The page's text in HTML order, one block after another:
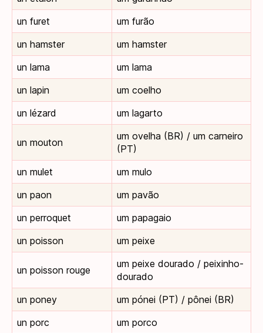
un furet
um furão
un hamster
um hamster
un lama
um lama
un lapin
um coelho
un lézard
um lagarto
un mouton
um ovelha (BR) / um carneiro
(PT)
un mulet
um mulo
un paon
um pavão
un perroquet
um papagaio
un poisson
um peixe
un poisson rouge
um peixe dourado / peixinho-
dourado
un poney
um pónei (PT) / pônei (BR)
un porc
um porco